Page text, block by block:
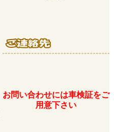
お問い合わせには車検証をご
用意下さい